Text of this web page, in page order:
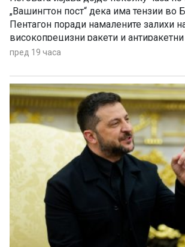
„Вашингтон пост“ дека има тензии во
Пентагон поради намалените залихи
високопрецизни ракети и
по долготрајната воена кампања
пред 19 часа